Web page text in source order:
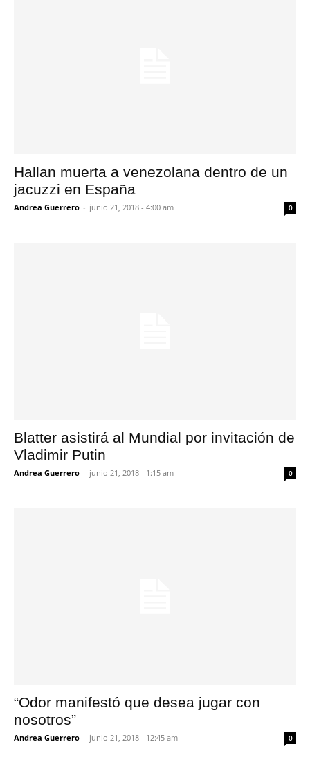
Hallan muerta a venezolana dentro de un
jacuzzi en España
Andrea Guerrero - junio 21, 2018 - 4:00 am 0
Blatter asistirá al Mundial por invitación de
Vladimir Putin
Andrea Guerrero - junio 21, 2018 - 1:15 am 0
“Odor manifestó que desea jugar con
nosotros”
Andrea Guerrero - junio 21, 2018 - 12:45 am 0